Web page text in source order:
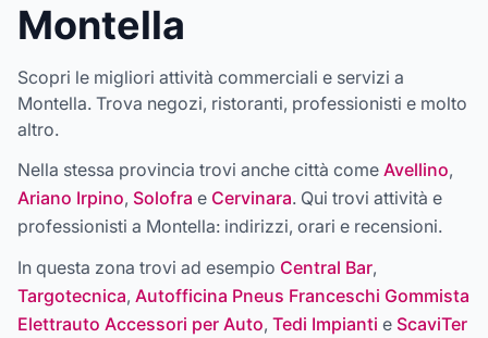
Montella
Scopri le migliori attività commerciali e servizi a
Montella. Trova negozi, ristoranti, professionisti e molto
altro.
Nella stessa provincia trovi anche città come Avellino,
Ariano Irpino, Solofra e Cervinara. Qui trovi attività e
professionisti a Montella: indirizzi, orari e recensioni.
In questa zona trovi ad esempio Central Bar,
Targotecnica, Autofficina Pneus Franceschi Gommista
Elettrauto Accessori per Auto, Tedi Impianti e ScaviTer